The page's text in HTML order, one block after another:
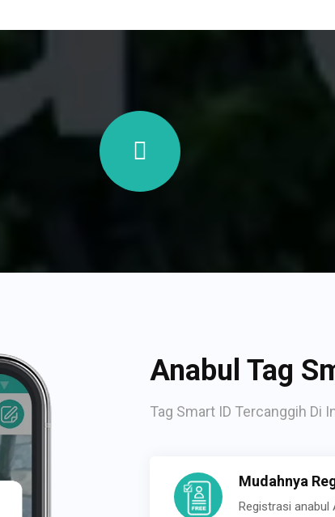
Anabul Tag
Tag Smart ID Tercanggih Di
Mudahnya
Registrasi anabul